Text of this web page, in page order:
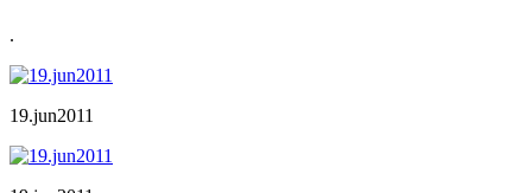
.
19.jun2011